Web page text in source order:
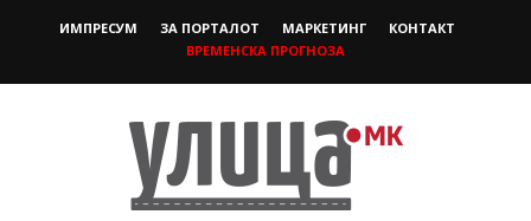
ИМПРЕСУМ ЗА ПОРТАЛОТ МАРКЕТИНГ
КОНТАКТ
ВРЕМЕНСКА ПРОГНОЗА